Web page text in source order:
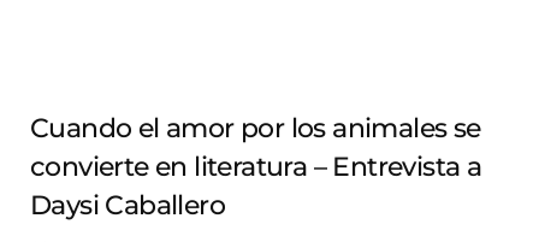
Cuando el amor por los animales se
convierte en literatura – Entrevista a
Daysi Caballero